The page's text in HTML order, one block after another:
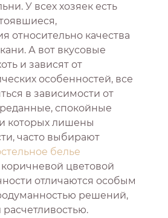
У всех хозяек есть
относительно качества
А вот вкусовые
и зависят от
особенностей, все
в зависимости от
спокойные
которых лишены
часто выбирают
белье
коричневой цветовой
отличаются особым
решений,